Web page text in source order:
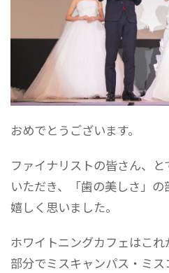
おめでとうございます。
ファイナリストの皆さん、
いただき、「歯の美しさ」の
嬉しく思いました。
ホワイトニングカフェはこ
部分でミスキャンパス・ミ